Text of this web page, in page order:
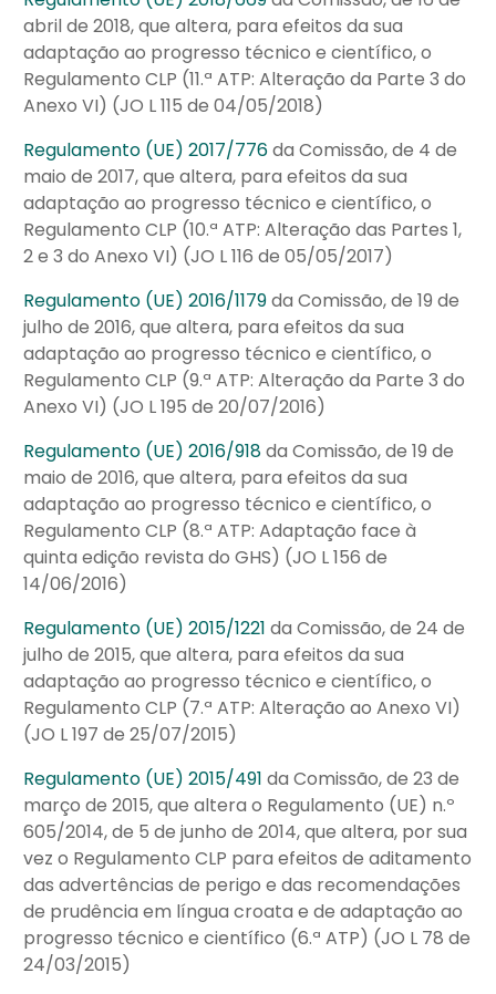
abril de 2018, que altera, para efeitos da sua
adaptação ao progresso técnico e científico, o
Regulamento CLP (11.ª ATP: Alteração da Parte 3 do
Anexo VI) (JO L 115 de 04/05/2018)
Regulamento (UE) 2017/776da Comissão, de 4 de
maio de 2017, que altera, para efeitos da sua
adaptação ao progresso técnico e científico, o
Regulamento CLP (10.ª ATP: Alteração das Partes 1,
2 e 3 do Anexo VI) (JO L 116 de 05/05/2017)
Regulamento (UE) 2016/1179da Comissão, de 19 de
julho de 2016, que altera, para efeitos da sua
adaptação ao progresso técnico e científico, o
Regulamento CLP (9.ª ATP: Alteração da Parte 3 do
Anexo VI) (JO L 195 de 20/07/2016)
Regulamento (UE) 2016/918da Comissão, de 19 de
maio de 2016, que altera, para efeitos da sua
adaptação ao progresso técnico e científico, o
Regulamento CLP (8.ª ATP: Adaptação face à
quinta edição revista do GHS) (JO L 156 de
14/06/2016)
Regulamento (UE) 2015/1221 da Comissão, de 24 de
julho de 2015, que altera, para efeitos da sua
adaptação ao progresso técnico e científico, o
Regulamento CLP (7.ª ATP: Alteração ao Anexo VI)
(JO L 197 de 25/07/2015)
Regulamento (UE) 2015/491 da Comissão, de 23 de
março de 2015, que altera o Regulamento (UE) n.º
605/2014, de 5 de junho de 2014, que altera, por sua
vez o Regulamento CLP para efeitos de aditamento
das advertências de perigo e das recomendações
de prudência em língua croata e de adaptação ao
progresso técnico e científico (6.ª ATP) (JO L 78 de
24/03/2015)